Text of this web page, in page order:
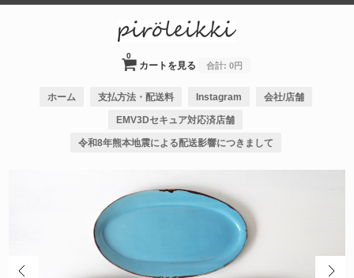
カートを見る
0
合計: 0円
ホーム 支払方法・配送料 Instagram 会社/店舗
EMV3Dセキュア対応済店舗
令和8年熊本地震による配送影響につきまして